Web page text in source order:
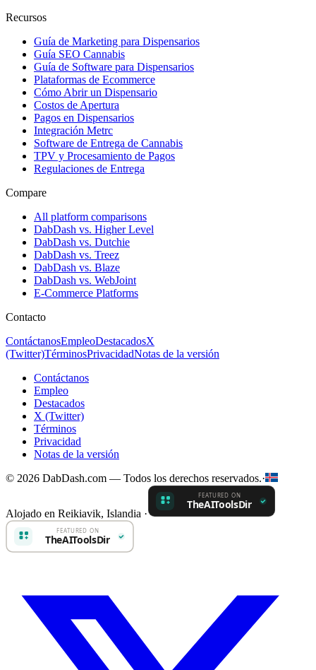
Recursos
Guía de Marketing para Dispensarios
Guía SEO Cannabis
Guía de Software para Dispensarios
Plataformas de Ecommerce
Cómo Abrir un Dispensario
Costos de Apertura
Pagos en Dispensarios
Integración Metrc
Software de Entrega de Cannabis
TPV y Procesamiento de Pagos
Regulaciones de Entrega
Compare
All platform comparisons
DabDash vs. Higher Level
DabDash vs. Dutchie
DabDash vs. Treez
DabDash vs. Blaze
DabDash vs. WebJoint
E-Commerce Platforms
Contacto
ContáctanosEmpleoDestacadosX
(Twitter)TérminosPrivacidadNotas de la versión
Contáctanos
Empleo
Destacados
X (Twitter)
Términos
Privacidad
Notas de la versión
© 2026 DabDash.com — Todos los derechos reservados.·
Alojado en Reikiavik, Islandia ·